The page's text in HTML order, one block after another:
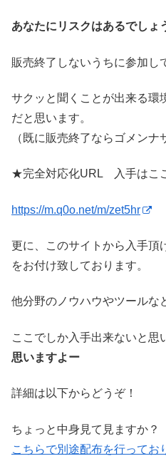
あなたにリスクはあるでしょ
販売終了しないうちに参加し
サクッと聞くことが出来る環
だと思います。
（既に販売終了ならゴメンナ
★完全対応化URL 入手はこ
https://m.q0o.net/m/zet5hr
更に、このサイトから入手頂
をお付け致しております。
他分野のノウハウやツールな
ここでしか入手出来ないと思
思いますよー
詳細は以下からどうぞ！
ちょっと中身見て見ますか？
こちらで別途配布を行ってお